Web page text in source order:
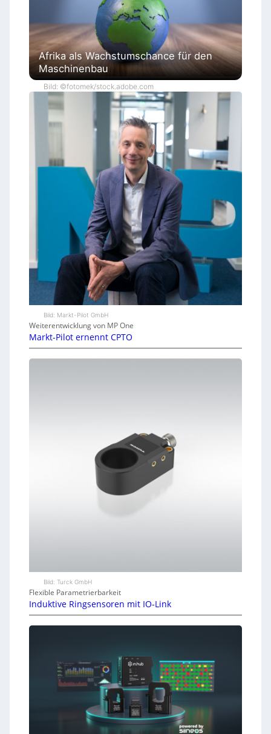
Afrika als Wachstumschance für den
Maschinenbau
Bild: ©fotomek/stock.adobe.com
Bild: Markt-Pilot GmbH
Weiterentwicklung von MP One
Markt-Pilot ernennt CPTO
Bild: Turck GmbH
Flexible Parametrierbarkeit
Induktive Ringsensoren mit IO-Link